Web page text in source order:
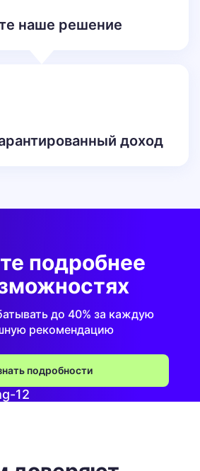
наше решение
доход
подробнее
до 40% за каждую
рекомендацию
подробности